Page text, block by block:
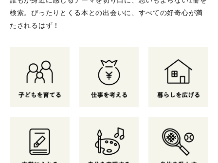
検索。 ぴったりとくる本との出会いに、すべての好奇心が満
たされるはず！